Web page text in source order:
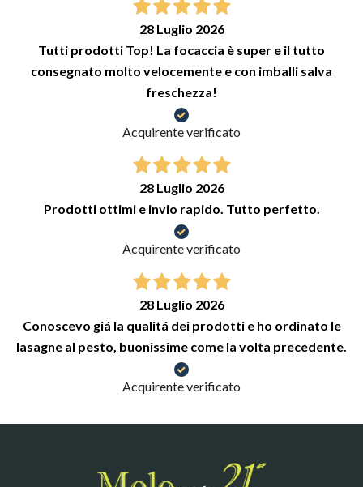
28 Luglio 2026
Tutti prodotti Top! La focaccia è super e il tutto
consegnato molto velocemente e con imballi salva
freschezza!
Acquirente verificato
28 Luglio 2026
Prodotti ottimi e invio rapido. Tutto perfetto.
Acquirente verificato
28 Luglio 2026
Conoscevo giá la qualitá dei prodotti e ho ordinato le
lasagne al pesto, buonissime come la volta precedente.
Acquirente verificato